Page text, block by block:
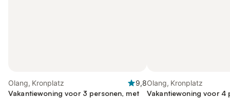
Olang, Kronplatz
9,8
Vakantiewoning voor 3 personen, met
Olang, Kronplatz
Vakantiewoning voor 4